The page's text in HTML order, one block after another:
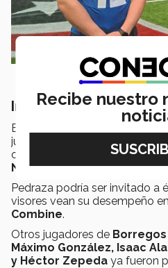
International Player
El
jugadores fuera de
Estados
oportunidad de poder
NFL.
Pedraza podría ser invitado a
visores vean su desempeño
Combine.
Otros jugadores de
Máximo González, Isaac
y Héctor Zepeda ya fueron
Recibe nuestro